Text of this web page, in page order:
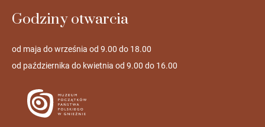
Godziny otwarcia
od maja do września od 9.00 do 18.00
od października do kwietnia od 9.00 do 16.00